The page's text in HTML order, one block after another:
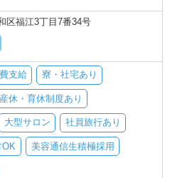
区福江3丁目7番34号
支給 寮・社宅あり
産休・育休制度あり
大型サロン 社員旅行あり
OK 美容通信生積極採用